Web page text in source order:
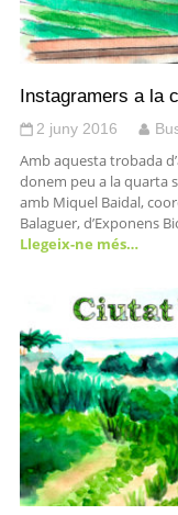
Instagramers a la
2 juny 2016
Amb aquesta trobada
donem peu a la quarta
amb Miquel Baidal,
Balaguer, d’Exponens
Llegeix-ne més…